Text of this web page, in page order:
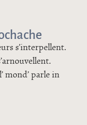
s’interpellent.
mond’ parle in